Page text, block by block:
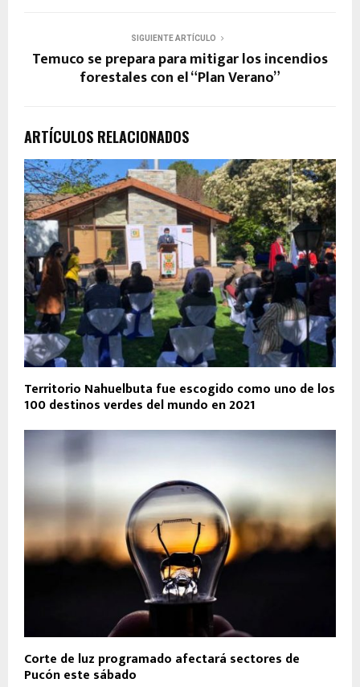
SIGUIENTE ARTÍCULO
Temuco se prepara para mitigar los incendios
forestales con el “Plan Verano”
ARTÍCULOS RELACIONADOS
Territorio Nahuelbuta fue escogido como uno de los
100 destinos verdes del mundo en 2021
Corte de luz programado afectará sectores de
Pucón este sábado